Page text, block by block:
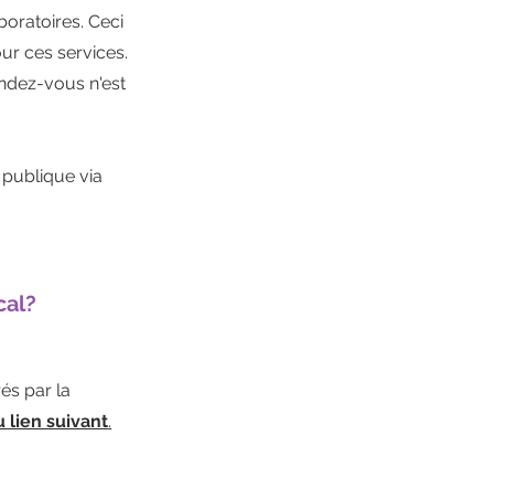
Ceci
ces services.
vous n'est
via
par la
lien suivant.